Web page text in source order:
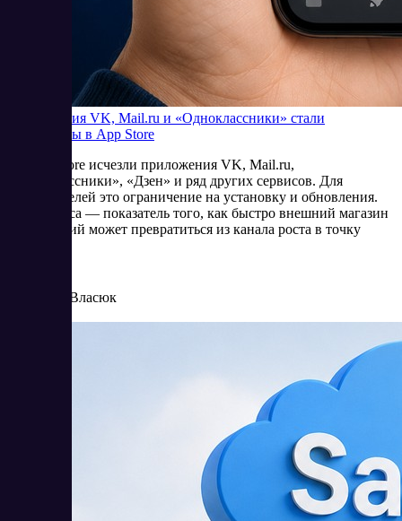
Приложения VK, Mail.ru и «Одноклассники» стали
недоступны в App Store
Из App Store исчезли приложения VK, Mail.ru,
«Одноклассники», «Дзен» и ряд других сервисов. Для
пользователей это ограничение на установку и обновления.
Для бизнеса — показатель того, как быстро внешний магазин
приложений может превратиться из канала роста в точку
Елена Власюк